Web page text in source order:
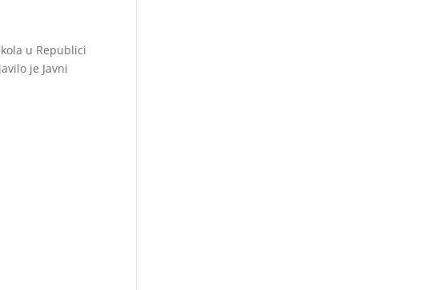
u Republici
je Javni